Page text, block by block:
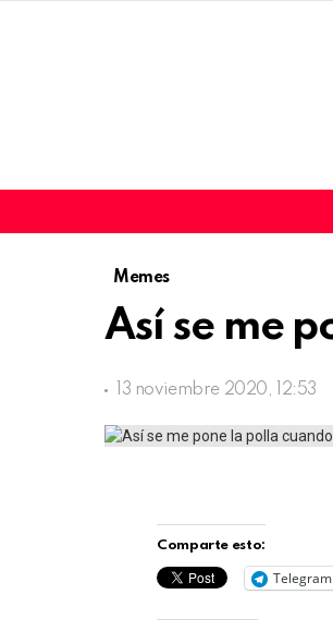
Memes
Así se me
13 noviembre 2020, 12:53
Comparte esto:
Telegram